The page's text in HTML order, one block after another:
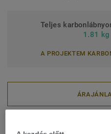
Teljes
1.81 kg
A PROJEKTEM